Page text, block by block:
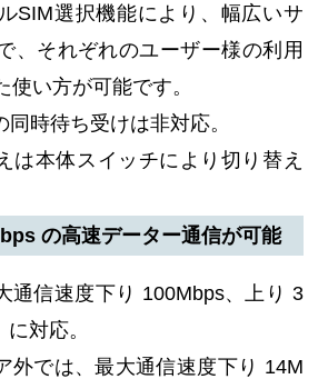
SIM選択機能により、幅広いサ
、それぞれのユーザー様の利用
使い方が可能です。
時待ち受けは非対応。
は本体スイッチにより切り替え
の高速データー通信が可能
通信速度下り 100Mbps、上り 3
対応。
外では、最大通信速度下り 14M